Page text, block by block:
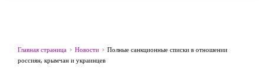
Главная страница Новости
Полные санкционные списки в отношении
россиян, крымчан и украинцев